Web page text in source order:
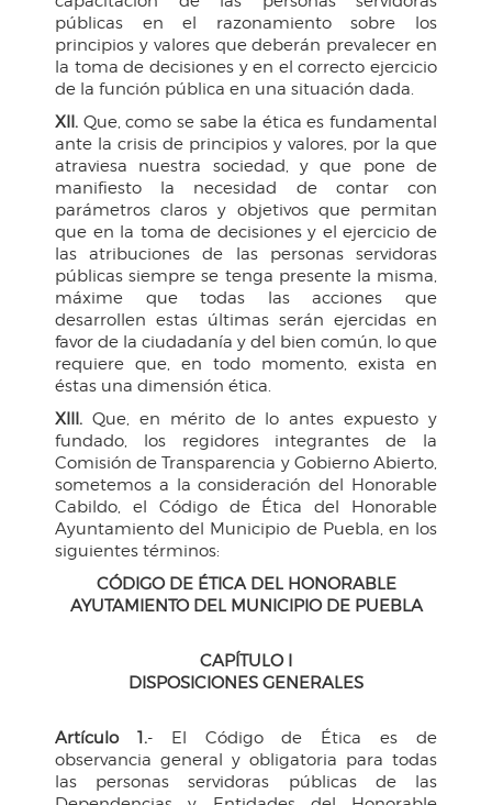
públicas en el razonamiento sobre los
principios y valores que deberán prevalecer en
la toma de decisiones y en el correcto ejercicio
de la función pública en una situación dada.
XII. Que, como se sabe la ética es fundamental
ante la crisis de principios y valores, por la que
atraviesa nuestra sociedad, y que pone de
manifiesto la necesidad de contar con
parámetros claros y objetivos que permitan
que en la toma de decisiones y el ejercicio de
las atribuciones de las personas servidoras
públicas siempre se tenga presente la misma,
máxime que todas las acciones que
desarrollen estas últimas serán ejercidas en
favor de la ciudadanía y del bien común, lo que
requiere que, en todo momento, exista en
éstas una dimensión ética.
XIII. Que, en mérito de lo antes expuesto y
fundado, los regidores integrantes de la
Comisión de Transparencia y Gobierno Abierto,
sometemos a la consideración del Honorable
Cabildo, el Código de Ética del Honorable
Ayuntamiento del Municipio de Puebla, en los
siguientes términos:
CÓDIGO DE ÉTICA DEL HONORABLE
AYUTAMIENTO DEL MUNICIPIO DE PUEBLA
CAPÍTULO I
DISPOSICIONES GENERALES
Artículo 1.- El Código de Ética es de
observancia general y obligatoria para todas
las personas servidoras públicas de las